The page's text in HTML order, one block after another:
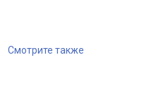
Смотрите также